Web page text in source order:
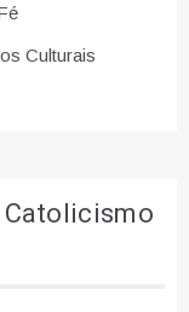
Culturais
Catolicismo